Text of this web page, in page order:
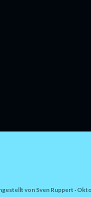
vonSven Ruppert